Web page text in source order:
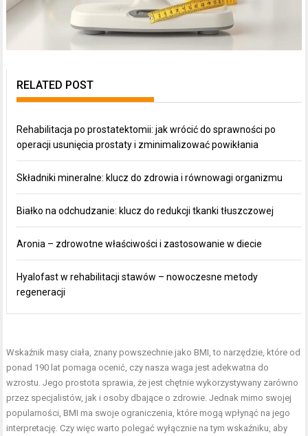
RELATED POST
Rehabilitacja po prostatektomii: jak wrócić do sprawności po
operacji usunięcia prostaty i zminimalizować powikłania
Składniki mineralne: klucz do zdrowia i równowagi organizmu
Białko na odchudzanie: klucz do redukcji tkanki tłuszczowej
Aronia – zdrowotne właściwości i zastosowanie w diecie
Hyalofast w rehabilitacji stawów – nowoczesne metody
regeneracji
Wskaźnik masy ciała, znany powszechnie jako BMI, to narzędzie, które od
ponad 190 lat pomaga ocenić, czy nasza waga jest adekwatna do
wzrostu. Jego prostota sprawia, że jest chętnie wykorzystywany zarówno
przez specjalistów, jak i osoby dbające o zdrowie. Jednak mimo swojej
popularności, BMI ma swoje ograniczenia, które mogą wpłynąć na jego
interpretację. Czy więc warto polegać wyłącznie na tym wskaźniku, aby